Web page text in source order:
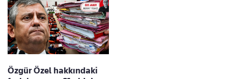
Özgür Özel hakkındaki